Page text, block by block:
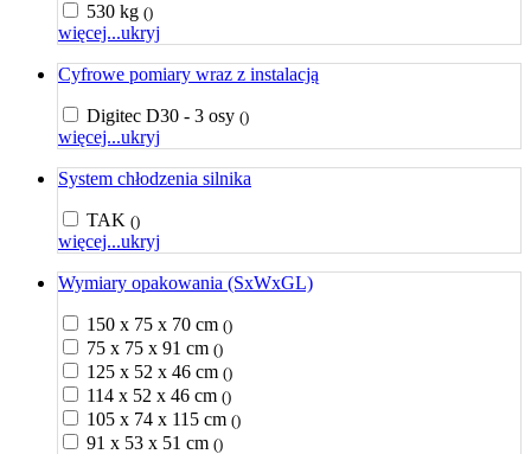
530 kg ()
więcej...ukryj
Cyfrowe pomiary wraz z instalacją
Digitec D30 - 3 osy ()
więcej...ukryj
System chłodzenia silnika
TAK ()
więcej...ukryj
Wymiary opakowania (SxWxGL)
150 x 75 x 70 cm ()
75 x 75 x 91 cm ()
125 x 52 x 46 cm ()
114 x 52 x 46 cm ()
105 x 74 x 115 cm ()
91 x 53 x 51 cm ()